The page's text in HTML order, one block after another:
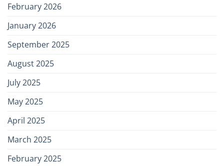
February 2026
January 2026
September 2025
August 2025
July 2025
May 2025
April 2025
March 2025
February 2025